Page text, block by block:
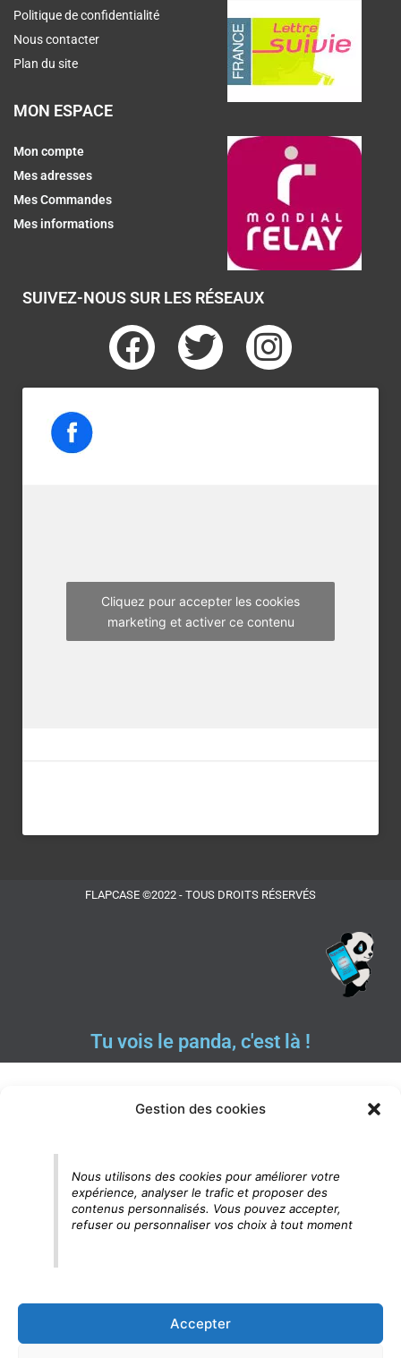
Gestion des cookies
Nous utilisons des cookies pour améliorer votre
expérience, analyser le trafic et proposer des
contenus personnalisés. Vous pouvez accepter,
refuser ou personnaliser vos choix à tout moment
Accepter
Politique de confidentialité
Nous contacter
Plan du site
MON ESPACE
Mon compte
Mes adresses
Mes Commandes
Mes informations
SUIVEZ-NOUS SUR LES RÉSEAUX
F
a
T
w
I
n
m
Cliquez pour accepter les cookies
marketing et activer ce contenu
FLAPCASE ©2022 - TOUS DROITS RÉSERVÉS
Tu vois le panda, c'est là !